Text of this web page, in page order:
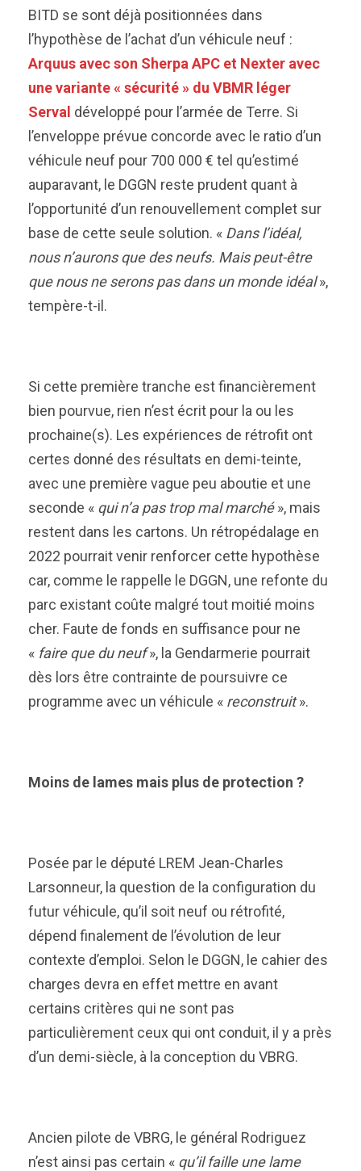
BITD se sont déjà positionnées dans
l’hypothèse de l’achat d’un véhicule neuf :
Arquus avec son Sherpa APC et Nexter avec
une variante « sécurité » du VBMR léger
Serval développé pour l’armée de Terre. Si
l’enveloppe prévue concorde avec le ratio d’un
véhicule neuf pour 700 000 € tel qu’estimé
auparavant, le DGGN reste prudent quant à
l’opportunité d’un renouvellement complet sur
base de cette seule solution. « Dans l’idéal,
nous n’aurons que des neufs. Mais peut-être
que nous ne serons pas dans un monde idéal»,
tempère-t-il.
Si cette première tranche est financièrement
bien pourvue, rien n’est écrit pour la ou les
prochaine(s). Les expériences de rétrofit ont
certes donné des résultats en demi-teinte,
avec une première vague peu aboutie et une
seconde « qui n’a pas trop mal marché», mais
restent dans les cartons. Un rétropédalage en
2022 pourrait venir renforcer cette hypothèse
car, comme le rappelle le DGGN, une refonte du
parc existant coûte malgré tout moitié moins
cher. Faute de fonds en suffisance pour ne
« faire que du neuf», la Gendarmerie pourrait
dès lors être contrainte de poursuivre ce
programme avec un véhicule « reconstruit».
Moins de lames mais plus de protection ?
Posée par le député LREM Jean-Charles
Larsonneur, la question de la configuration du
futur véhicule, qu’il soit neuf ou rétrofité,
dépend finalement de l’évolution de leur
contexte d’emploi. Selon le DGGN, le cahier des
charges devra en effet mettre en avant
certains critères qui ne sont pas
particulièrement ceux qui ont conduit, il y a près
d’un demi-siècle, à la conception du VBRG.
Ancien pilote de VBRG, le général Rodriguez
n’est ainsi pas certain « qu’il faille une lame